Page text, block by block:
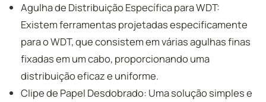
Agulha de Distribuição Específica para WDT:
Existem ferramentas projetadas especificamente
para o WDT, que consistem em várias agulhas finas
fixadas em um cabo, proporcionando uma
distribuição eficaz e uniforme.
Clipe de Papel Desdobrado: Uma solução simples e